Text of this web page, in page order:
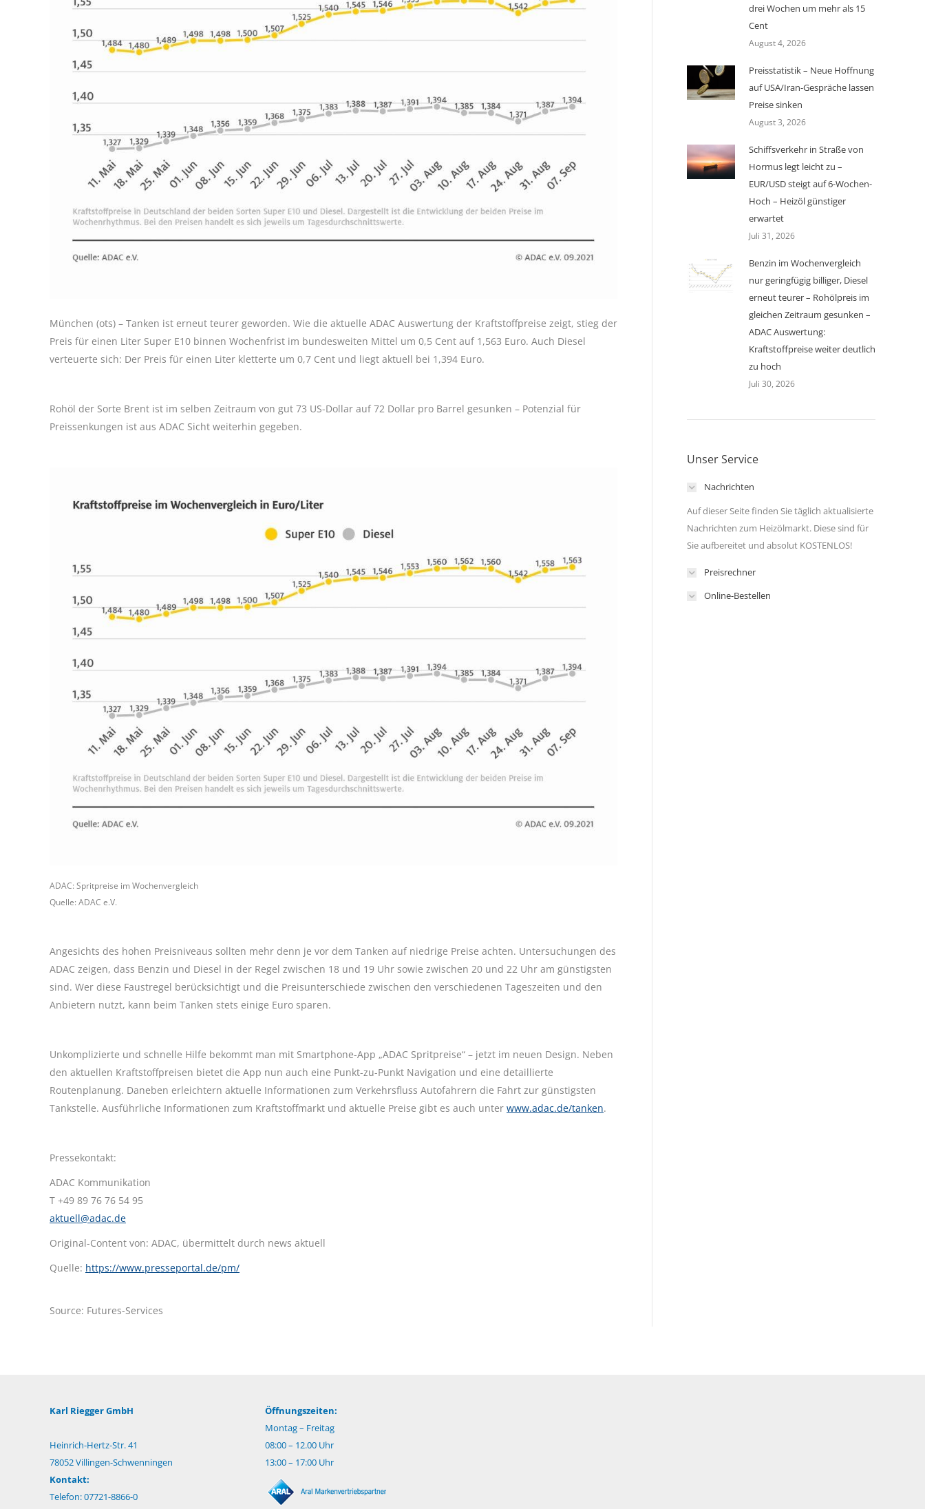
München (ots) – Tanken ist erneut teurer geworden. Wie die aktuelle ADAC Auswertung der Kraftstoffpreise zeigt, stieg der
Preis für einen Liter Super E10 binnen Wochenfrist im bundesweiten Mittel um 0,5 Cent auf 1,563 Euro. Auch Diesel
verteuerte sich: Der Preis für einen Liter kletterte um 0,7 Cent und liegt aktuell bei 1,394 Euro.
Rohöl der Sorte Brent ist im selben Zeitraum von gut 73 US-Dollar auf 72 Dollar pro Barrel gesunken – Potenzial für
Preissenkungen ist aus ADAC Sicht weiterhin gegeben.
ADAC: Spritpreise im Wochenvergleich
Quelle: ADAC e.V.
Angesichts des hohen Preisniveaus sollten mehr denn je vor dem Tanken auf niedrige Preise achten. Untersuchungen des
ADAC zeigen, dass Benzin und Diesel in der Regel zwischen 18 und 19 Uhr sowie zwischen 20 und 22 Uhr am günstigsten
sind. Wer diese Faustregel berücksichtigt und die Preisunterschiede zwischen den verschiedenen Tageszeiten und den
Anbietern nutzt, kann beim Tanken stets einige Euro sparen.
Unkomplizierte und schnelle Hilfe bekommt man mit Smartphone-App „ADAC Spritpreise“ – jetzt im neuen Design. Neben
den aktuellen Kraftstoffpreisen bietet die App nun auch eine Punkt-zu-Punkt Navigation und eine detaillierte
Routenplanung. Daneben erleichtern aktuelle Informationen zum Verkehrsfluss Autofahrern die Fahrt zur günstigsten
Tankstelle. Ausführliche Informationen zum Kraftstoffmarkt und aktuelle Preise gibt es auch unter www.adac.de/tanken.
Pressekontakt:
ADAC Kommunikation
T +49 89 76 76 54 95
aktuell@adac.de
Original-Content von: ADAC, übermittelt durch news aktuell
Quelle: https://www.presseportal.de/pm/
Source: Futures-Services
drei Wochen um mehr als 15
Cent
August 4, 2026
Preisstatistik – Neue Hoffnung
auf USA/Iran-Gespräche lassen
Preise sinken
August 3, 2026
Schiffsverkehr in Straße von
Hormus legt leicht zu –
EUR/USD steigt auf 6-Wochen-
Hoch – Heizöl günstiger
erwartet
Juli 31, 2026
Benzin im Wochenvergleich
nur geringfügig billiger, Diesel
erneut teurer – Rohölpreis im
gleichen Zeitraum gesunken –
ADAC Auswertung:
Kraftstoffpreise weiter deutlich
zu hoch
Juli 30, 2026
Unser Service
Nachrichten
Auf dieser Seite finden Sie täglich aktualisierte
Nachrichten zum Heizölmarkt. Diese sind für
Sie aufbereitet und absolut KOSTENLOS!
Preisrechner
Online-Bestellen
Karl Riegger GmbH
Heinrich-Hertz-Str. 41
78052 Villingen-Schwenningen
Kontakt:
Telefon: 07721-8866-0
Öffnungszeiten:
Montag – Freitag
08:00 – 12.00 Uhr
13:00 – 17:00 Uhr